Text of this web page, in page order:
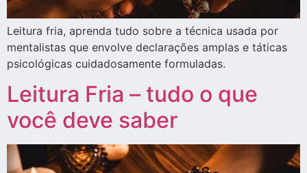
Leitura fria, aprenda tudo sobre a técnica usada por
mentalistas que envolve declarações amplas e táticas
psicológicas cuidadosamente formuladas.
Leitura Fria – tudo o que
você deve saber